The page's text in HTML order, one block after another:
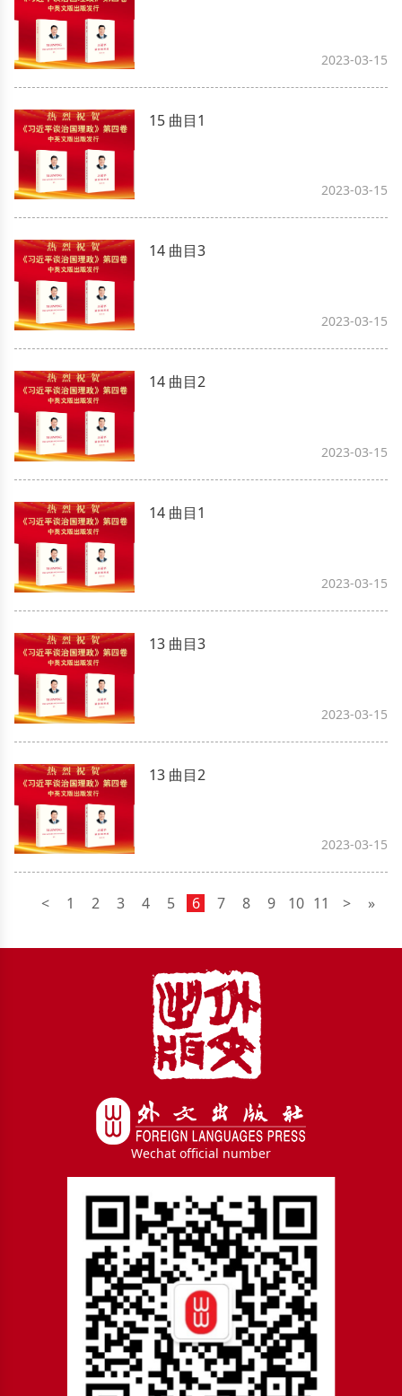
2023-03-15
15 曲目1
2023-03-15
14 曲目3
2023-03-15
14 曲目2
2023-03-15
14 曲目1
2023-03-15
13 曲目3
2023-03-15
13 曲目2
2023-03-15
< 1 2 3 4 5 6 7 8 9 10 11 > »
Wechat official number